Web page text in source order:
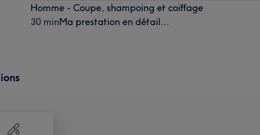
Homme - Coupe, shampoing et coiffage
30 minMa prestation en détail...